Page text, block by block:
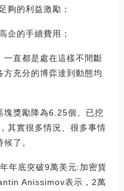
夠的利益激勵；
企的手續費用；
一直都是處在這樣不間斷
充分的博弈達到動態均
塊獎勵降為6.25個、已挖
其實很多情況、很多事情
了。
年底突破9萬美元:加密貨
Anissimov表示，2萬